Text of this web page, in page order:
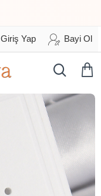
Giriş Yap Bayi Ol